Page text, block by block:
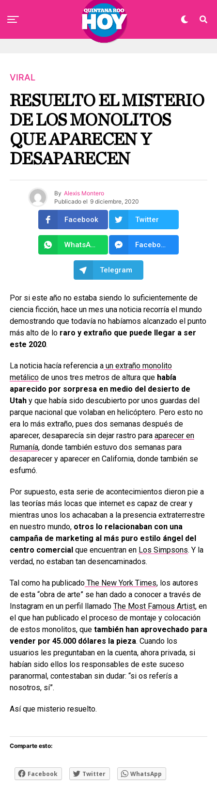
VIRAL
RESUELTO EL MISTERIO
DE LOS MONOLITOS
QUE APARECEN Y
DESAPARECEN
By Alexis Montero
Publicado el 9 diciembre, 2020
Facebook Twitter
WhatsApp Facebook Messenger
Telegram
Por si este año no estaba siendo lo suficientemente de
ciencia ficción, hace un mes una noticia recorría el mundo
demostrando que todavía no habíamos alcanzado el punto
más alto de lo raro y extraño que puede llegar a ser
este 2020.
La noticia hacía referencia a un extraño monolito
metálico de unos tres metros de altura que había
aparecido por sorpresa en medio del desierto de
Utah y que había sido descubierto por unos guardas del
parque nacional que volaban en helicóptero. Pero esto no
era lo más extraño, pues dos semanas después de
aparecer, desaparecía sin dejar rastro para aparecer en
Rumanía, donde también estuvo dos semanas para
desaparecer y aparecer en California, donde también se
esfumó.
Por supuesto, esta serie de acontecimientos dieron pie a
las teorías más locas que internet es capaz de crear y
mientras unos los achacaban a la presencia extraterrestre
en nuestro mundo, otros lo relacionaban con una
campaña de marketing al más puro estilo ángel del
centro comercial que encuentran en Los Simpsons. Y la
verdad, no estaban tan desencaminados.
Tal como ha publicado The New York Times, los autores
de esta “obra de arte” se han dado a conocer a través de
Instagram en un perfil llamado The Most Famous Artist, en
el que han publicado el proceso de montaje y colocación
de estos monolitos, que también han aprovechado para
vender por 45.000 dólares la pieza. Cuando los
usuarios les preguntaban en la cuenta, ahora privada, si
habían sido ellos los responsables de este suceso
paranormal, contestaban sin dudar: “si os referís a
nosotros, sí”.
Así que misterio resuelto.
Comparte esto:
Facebook Twitter WhatsApp